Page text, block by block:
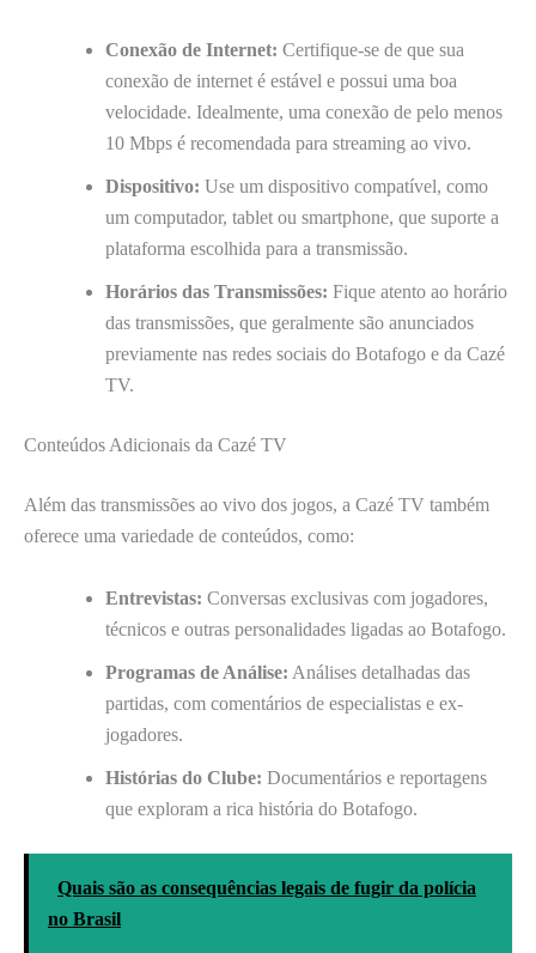
Conexão de Internet: Certifique-se de que sua
conexão de internet é estável e possui uma boa
velocidade. Idealmente, uma conexão de pelo menos
10 Mbps é recomendada para streaming ao vivo.
Dispositivo: Use um dispositivo compatível, como
um computador, tablet ou smartphone, que suporte a
plataforma escolhida para a transmissão.
Horários das Transmissões: Fique atento ao horário
das transmissões, que geralmente são anunciados
previamente nas redes sociais do Botafogo e da Cazé
TV.
Conteúdos Adicionais da Cazé TV
Além das transmissões ao vivo dos jogos, a Cazé TV também
oferece uma variedade de conteúdos, como:
Entrevistas: Conversas exclusivas com jogadores,
técnicos e outras personalidades ligadas ao Botafogo.
Programas de Análise: Análises detalhadas das
partidas, com comentários de especialistas e ex-
jogadores.
Histórias do Clube: Documentários e reportagens
que exploram a rica história do Botafogo.
Quais são as consequências legais de fugir da polícia
no Brasil